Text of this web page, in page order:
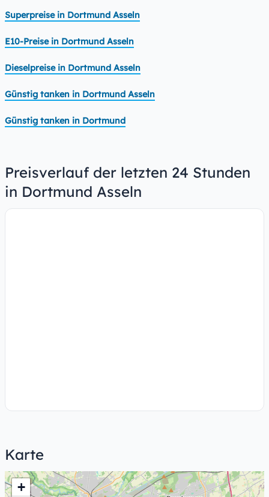
Superpreise in Dortmund Asseln
E10-Preise in Dortmund Asseln
Dieselpreise in Dortmund Asseln
Günstig tanken in Dortmund Asseln
Günstig tanken in Dortmund
Preisverlauf der letzten 24 Stunden
in Dortmund Asseln
Karte
+